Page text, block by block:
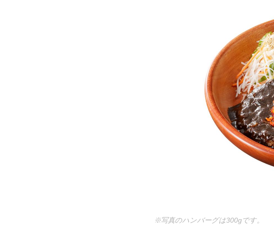
※写真のハンバーグは300gです。